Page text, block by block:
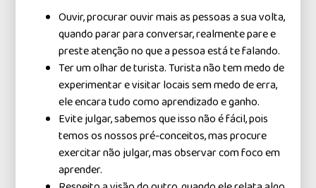
Ouvir, procurar ouvir mais as pessoas a sua volta,
quando parar para conversar, realmente pare e
preste atenção no que a pessoa está te falando.
Ter um olhar de turista. Turista não tem medo de
experimentar e visitar locais sem medo de erra,
ele encara tudo como aprendizado e ganho.
Evite julgar, sabemos que isso não é fácil, pois
temos os nossos pré-conceitos, mas procure
exercitar não julgar, mas observar com foco em
aprender.